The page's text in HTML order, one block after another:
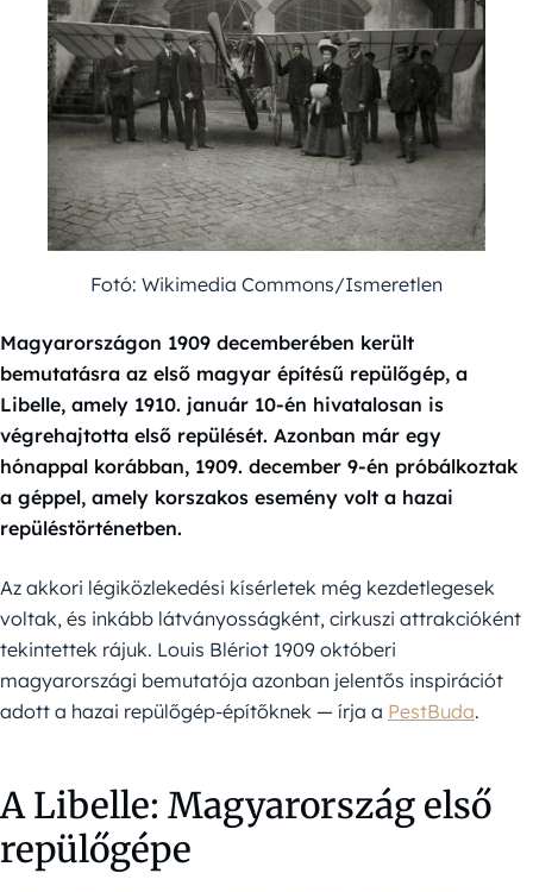
Fotó: Wikimedia Commons/Ismeretlen
Magyarországon 1909 decemberében került
bemutatásra az első magyar építésű repülőgép, a
Libelle, amely 1910. január 10-én hivatalosan is
végrehajtotta első repülését. Azonban már egy
hónappal korábban, 1909. december 9-én próbálkoztak
a géppel, amely korszakos esemény volt a hazai
repüléstörténetben.
Az akkori légiközlekedési kísérletek még kezdetlegesek
voltak, és inkább látványosságként, cirkuszi attrakcióként
tekintettek rájuk. Louis Blériot 1909 októberi
magyarországi bemutatója azonban jelentős inspirációt
adott a hazai repülőgép-építőknek — írja a PestBuda.
A Libelle: Magyarország első
repülőgépe